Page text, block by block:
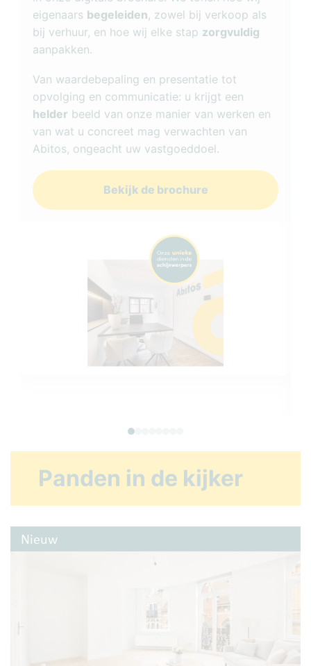
eigenaars begeleiden, zowel bij verkoop als
bij verhuur, en hoe wij elke stap zorgvuldig
aanpakken.
Van waardebepaling en presentatie tot
opvolging en communicatie: u krijgt een
helder beeld van onze manier van werken en
van wat u concreet mag verwachten van
Abitos, ongeacht uw vastgoeddoel.
Bekijk de brochure
Panden in de kijker
Nieuw